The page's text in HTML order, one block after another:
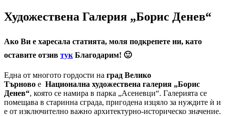
Художествена Галерия „Борис Денев“
Ако Ви е харесала статията, моля подкрепете ни, като
оставите отзив тук Благодарим! 🙂
Една от многото гордости на град Велико
Търново е Национална художествена галерия „Борис
Денев“, която се намира в парка „Асеневци“. Галерията се
помещава в старинна сграда, пригодена изцяло за нуждите ѝ и
е от изключително важно архитектурно-историческо значение.